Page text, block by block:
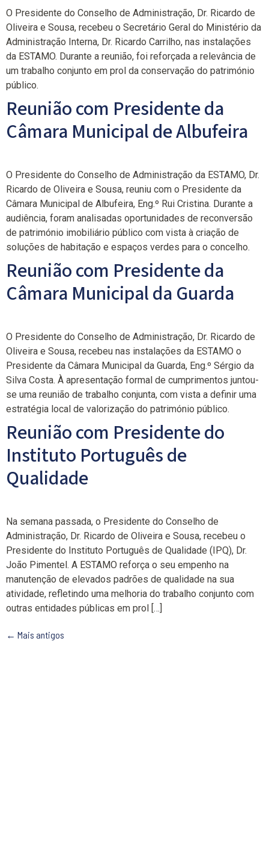
O Presidente do Conselho de Administração, Dr. Ricardo de
Oliveira e Sousa, recebeu o Secretário Geral do Ministério da
Administração Interna, Dr. Ricardo Carrilho, nas instalações
da ESTAMO. Durante a reunião, foi reforçada a relevância de
um trabalho conjunto em prol da conservação do património
público.
Reunião com Presidente da
Câmara Municipal de Albufeira
O Presidente do Conselho de Administração da ESTAMO, Dr.
Ricardo de Oliveira e Sousa, reuniu com o Presidente da
Câmara Municipal de Albufeira, Eng.º Rui Cristina. Durante a
audiência, foram analisadas oportunidades de reconversão
de património imobiliário público com vista à criação de
soluções de habitação e espaços verdes para o concelho.
Reunião com Presidente da
Câmara Municipal da Guarda
O Presidente do Conselho de Administração, Dr. Ricardo de
Oliveira e Sousa, recebeu nas instalações da ESTAMO o
Presidente da Câmara Municipal da Guarda, Eng.º Sérgio da
Silva Costa. À apresentação formal de cumprimentos juntou-
se uma reunião de trabalho conjunta, com vista a definir uma
estratégia local de valorização do património público.
Reunião com Presidente do
Instituto Português de
Qualidade
Na semana passada, o Presidente do Conselho de
Administração, Dr. Ricardo de Oliveira e Sousa, recebeu o
Presidente do Instituto Português de Qualidade (IPQ), Dr.
João Pimentel. A ESTAMO reforça o seu empenho na
manutenção de elevados padrões de qualidade na sua
atividade, refletindo uma melhoria do trabalho conjunto com
outras entidades públicas em prol […]
← Mais antigos